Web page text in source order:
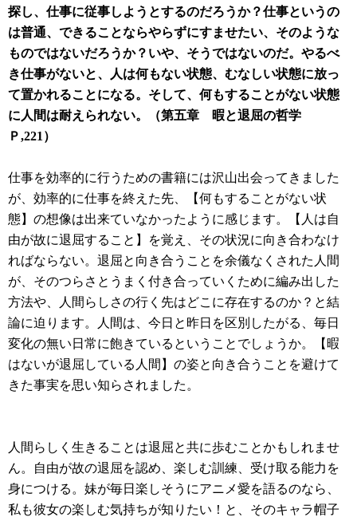
探し、仕事に従事しようとするのだろうか？仕事というの
は普通、できることならやらずにすませたい、そのような
ものではないだろうか？いや、そうではないのだ。やるべ
き仕事がないと、人は何もない状態、むなしい状態に放っ
て置かれることになる。そして、何もすることがない状態
に人間は耐えられない。（第五章 暇と退屈の哲学
Ｐ,221）
仕事を効率的に行うための書籍には沢山出会ってきました
が、効率的に仕事を終えた先、【何もすることがない状
態】の想像は出来ていなかったように感じます。【人は自
由が故に退屈すること】を覚え、その状況に向き合わなけ
ればならない。退屈と向き合うことを余儀なくされた人間
が、そのつらさとうまく付き合っていくために編み出した
方法や、人間らしさの行く先はどこに存在するのか？と結
論に迫ります。人間は、今日と昨日を区別したがる、毎日
変化の無い日常に飽きているということでしょうか。【暇
はないが退屈している人間】の姿と向き合うことを避けて
きた事実を思い知らされました。
人間らしく生きることは退屈と共に歩むことかもしれませ
ん。自由が故の退屈を認め、楽しむ訓練、受け取る能力を
身につける。妹が毎日楽しそうにアニメ愛を語るのなら、
私も彼女の楽しむ気持ちが知りたい！と、そのキャラ帽子